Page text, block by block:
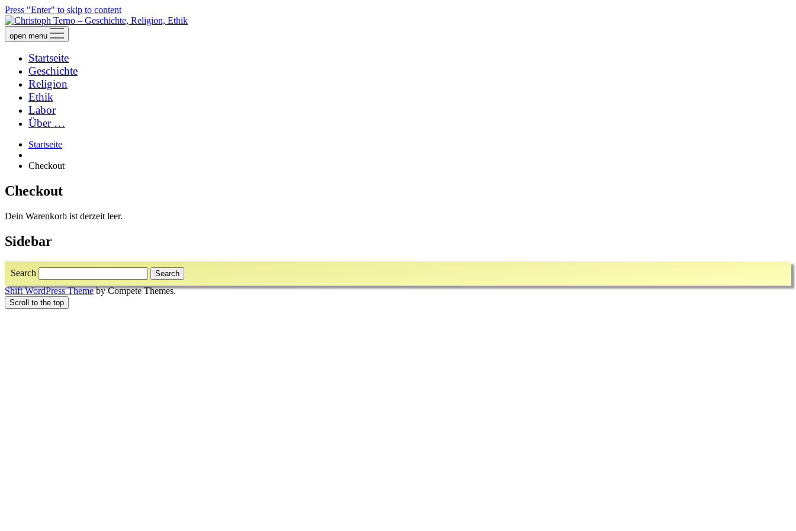
Press "Enter" to skip to content
open menu
Startseite
Geschichte
Religion
Ethik
Labor
Über …
Startseite
Checkout
Checkout
Dein Warenkorb ist derzeit leer.
Sidebar
Search
Shift WordPress Themeby Compete Themes.
Scroll to the top